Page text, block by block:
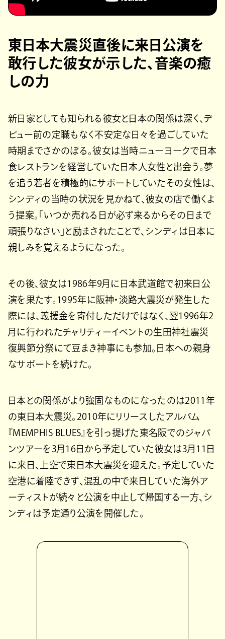
東日本大震災直後に来日公演を
敢行した彼女が示した、音楽の癒
しの力
新日家としても知られる彼女と日本の関係は深く、デ
ビュー前の定職もなく不安定な日々を過ごしていた
時期までさかのぼる。彼女は当時ニューヨークで日本
食レストランを経営していた日本人女性と出会う。夢
を追う若者を積極的にサポートしていたその女性は、
シンディの当時の状況を見かねて、彼女の店で働くよ
う提案。「いつか売れる日が必ず来るからその日まで
頑張りなさい」と励まされたことで、シンディは日本に
親しみを覚えるようになった。
その後、彼女は1986年9月に日本武道館で初来日公
演を果たす。1995年に阪神・淡路大震災が発生した
際には、義援金を寄付しただけではなく、翌1996年2
月に行われたチャリティーイベントの生田神社震災
復興節分祭にて豆まき神事にも参加。日本への親身
なサポートを続けた。
日本との関係がより強固なものになったのは2011年
の東日本大震災。2010年にリリースしたアルバム
『MEMPHIS BLUES』を引っ提げた東名阪でのジャパ
ンツアーを3月16日から予定していた彼女は3月11日
に来日、上空で東日本大震災を迎えた。予定していた
空港に着陸できず、混乱の中で来日していた海外ア
ーティストが続々と公演を中止して帰国する一方、シ
ンディは予定通り公演を開催した。